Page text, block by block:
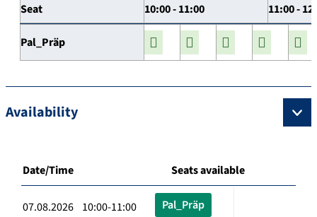
Seat 10:00 - 11:00 11:00 -
Pal_Präp
Availability
Date/Time Seats available
07.08.2026 10:00-11:00 Pal_Präp